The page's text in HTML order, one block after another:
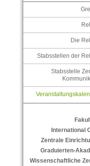
Die
Stabsstellen der
Stabsstelle
International
Zentrale
Graduierten-
Wissenschaftliche